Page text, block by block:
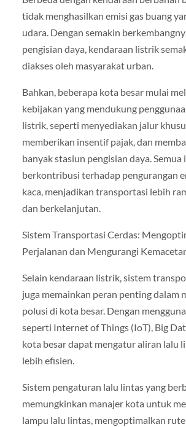
tidak menghasilkan emisi gas buang
udara. Dengan semakin
pengisian daya, kendaraan listrik
diakses oleh masyarakat urban.
Bahkan, beberapa kota besar mulai
kebijakan yang mendukung
listrik, seperti menyediakan jalur
memberikan insentif pajak, dan
banyak stasiun pengisian daya. Semua
berkontribusi terhadap pengurangan
kaca, menjadikan transportasi lebih
dan berkelanjutan.
Sistem Transportasi Cerdas:
Perjalanan dan Mengurangi
Selain kendaraan listrik, sistem
juga memainkan peran penting dalam
polusi di kota besar. Dengan
seperti Internet of Things (IoT), Big
kota besar dapat mengatur aliran lalu
lebih efisien.
Sistem pengaturan lalu lintas yang
memungkinkan manajer kota untuk
lampu lalu lintas, mengoptimalkan